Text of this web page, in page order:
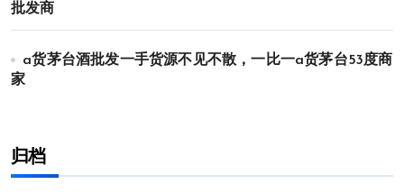
批发商
a货茅台酒批发一手货源不见不散，一比一a货茅台53度商
家
归档